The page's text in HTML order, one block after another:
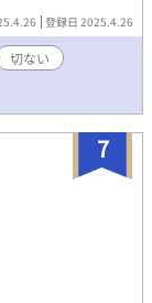
登録日 2025.4.26
切ない
7